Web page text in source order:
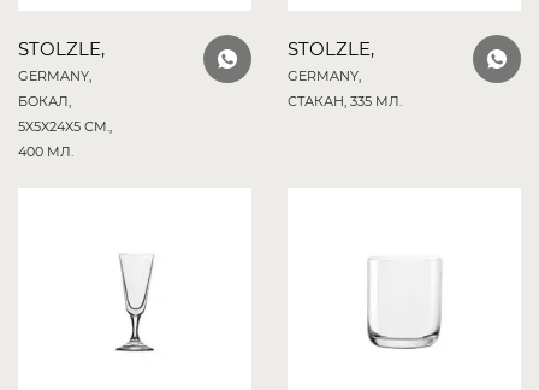
STOLZLE,
GERMANY,
БОКАЛ,
5X5X24X5 СМ.,
400 МЛ.
STOLZLE,
GERMANY,
СТАКАН, 335 МЛ.